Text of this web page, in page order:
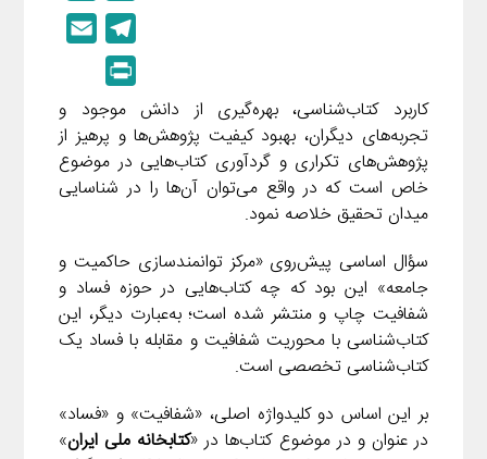
o
p
y
L
i
n
k
i
n
e
d
I
n
e
l
e
g
r
i
l
r
i
n
t
کاربرد کتاب‌شناسی، بهره‌گیری از دانش موجود و
تجربه‌های دیگران، بهبود کیفیت پژوهش‌ها و پرهیز از
پژوهش‌های تکراری و گردآوری کتاب‌هایی در موضوع
خاص است که در واقع می‌توان آن‌ها را در شناسایی
میدان تحقیق خلاصه نمود.
سؤال اساسی پیش‌روی «مرکز توانمندسازی حاکمیت و
جامعه» این بود که چه کتاب‌هایی در حوزه فساد و
شفافیت چاپ و منتشر شده است؛ به‌عبارت دیگر، این
کتاب‌شناسی با محوریت شفافیت و مقابله با فساد یک
کتاب‌شناسی تخصصی است.
بر این اساس دو کلیدواژه اصلی، «شفافیت» و «فساد»
در عنوان و در موضوع کتاب‌ها در «کتابخانه ملی ایران»